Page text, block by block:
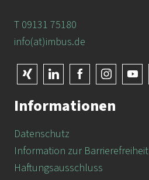
T 09131 75180
info(at)imbus.de
Informationen
Datenschutz
Information zur Barrierefreiheit
Haftungsausschluss